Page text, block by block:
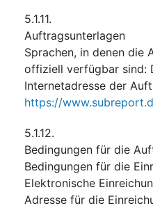
5.1.11.
Auftragsunterlagen
Sprachen, in denen die
offiziell verfügbar sind:
Internetadresse der
https://
5.1.12.
Bedingungen für die
Bedingungen für die
Elektronische
Adresse für die